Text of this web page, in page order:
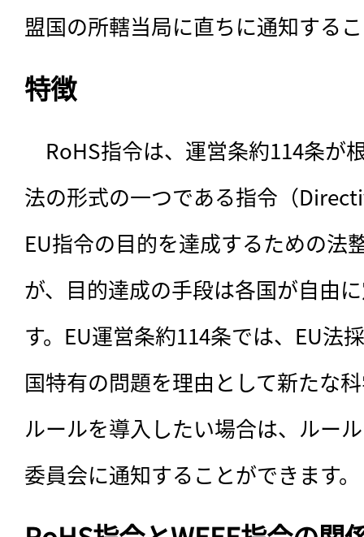
盟国の所轄当局に直ちに通知する
特徴
RoHS指令は、運営条約114条が
法の形式の一つである指令（
EU指令の目的を達成するための法
が、目的達成の手段は各国が自由
す。EU運営条約114条では、EU法
国特有の問題を理由として新たな
ルールを導入したい場合は、ルー
委員会に通知することができます。